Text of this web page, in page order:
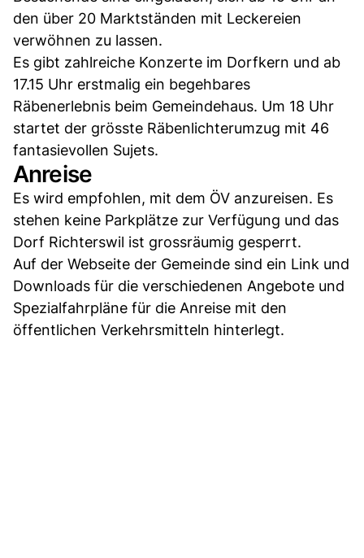
den über 20 Marktständen mit Leckereien
verwöhnen zu lassen.
Es gibt zahlreiche Konzerte im Dorfkern und ab
17.15 Uhr erstmalig ein begehbares
Räbenerlebnis beim Gemeindehaus. Um 18 Uhr
startet der grösste Räbenlichterumzug mit 46
fantasievollen Sujets.
Anreise
Es wird empfohlen, mit dem ÖV anzureisen. Es
stehen keine Parkplätze zur Verfügung und das
Dorf Richterswil ist grossräumig gesperrt.
Auf der Webseite der Gemeinde sind ein Link und
Downloads für die verschiedenen Angebote und
Spezialfahrpläne für die Anreise mit den
öffentlichen Verkehrsmitteln hinterlegt.